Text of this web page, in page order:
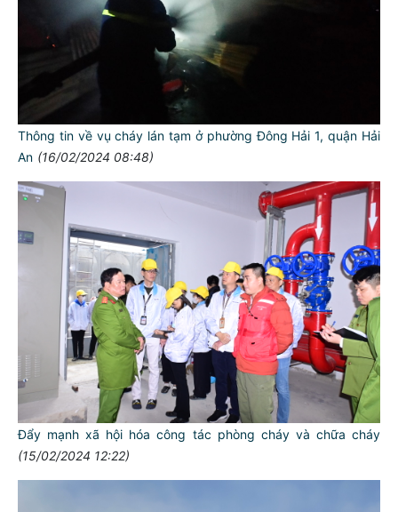
Thông tin về vụ cháy lán tạm ở phường Đông Hải 1, quận Hải
An (16/02/2024 08:48)
Đẩy mạnh xã hội hóa công tác phòng cháy và chữa cháy
(15/02/2024 12:22)